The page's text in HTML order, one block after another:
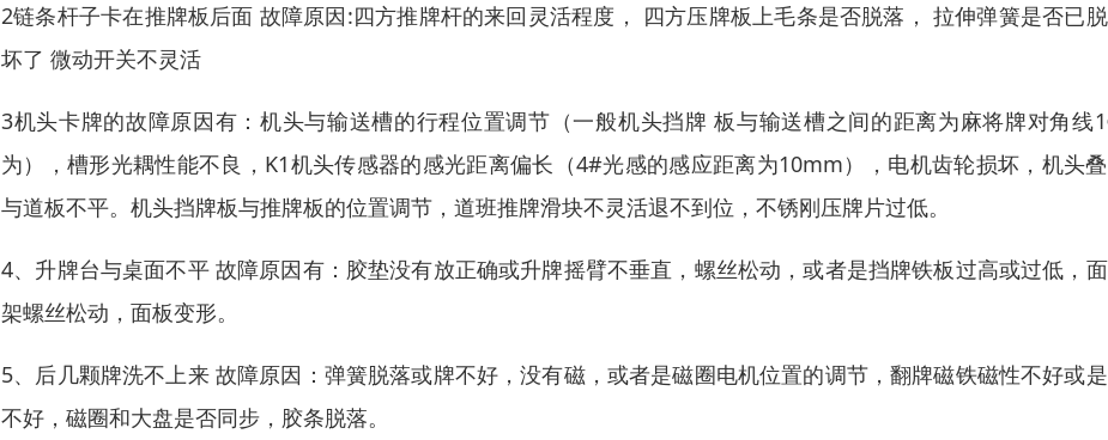
2链条杆子卡在推牌板后面 故障原因:四方推牌杆的来回灵活程度， 四方压牌板上毛条是否脱落， 拉伸弹簧是否已
坏了 微动开关不灵活
3机头卡牌的故障原因有：机头与输送槽的行程位置调节（一般机头挡牌 板与输送槽之间的距离为麻将牌对角线
为），槽形光耦性能不良，K1机头传感器的感光距离偏长（4#光感的感应距离为10mm），电机齿轮损坏，机头
与道板不平。机头挡牌板与推牌板的位置调节，道班推牌滑块不灵活退不到位，不锈刚压牌片过低。
4、升牌台与桌面不平 故障原因有：胶垫没有放正确或升牌摇臂不垂直，螺丝松动，或者是挡牌铁板过高或过低，
架螺丝松动，面板变形。
5、后几颗牌洗不上来 故障原因：弹簧脱落或牌不好，没有磁，或者是磁圈电机位置的调节，翻牌磁铁磁性不好或
不好，磁圈和大盘是否同步，胶条脱落。